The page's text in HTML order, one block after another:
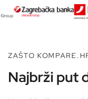
ZAŠTO
Najbrži put